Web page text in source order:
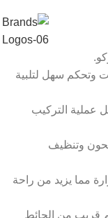
وتحكم سهل لتلبية
عملية التركيب
وتنظيف
مما يزيد من راحة
قريب من الحائط